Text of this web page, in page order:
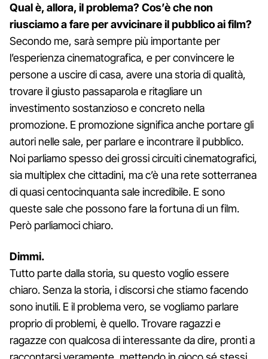
Qual è, allora, il problema? Cos’è che non
riusciamo a fare per avvicinare il pubblico ai film?
Secondo me, sarà sempre più importante per
l’esperienza cinematografica, e per convincere le
persone a uscire di casa, avere una storia di qualità,
trovare il giusto passaparola e ritagliare un
investimento sostanzioso e concreto nella
promozione. E promozione significa anche portare gli
autori nelle sale, per parlare e incontrare il pubblico.
Noi parliamo spesso dei grossi circuiti cinematografici,
sia multiplex che cittadini, ma c’è una rete sotterranea
di quasi centocinquanta sale incredibile. E sono
queste sale che possono fare la fortuna di un film.
Però parliamoci chiaro.
Dimmi.
Tutto parte dalla storia, su questo voglio essere
chiaro. Senza la storia, i discorsi che stiamo facendo
sono inutili. E il problema vero, se vogliamo parlare
proprio di problemi, è quello. Trovare ragazzi e
ragazze con qualcosa di interessante da dire, pronti a